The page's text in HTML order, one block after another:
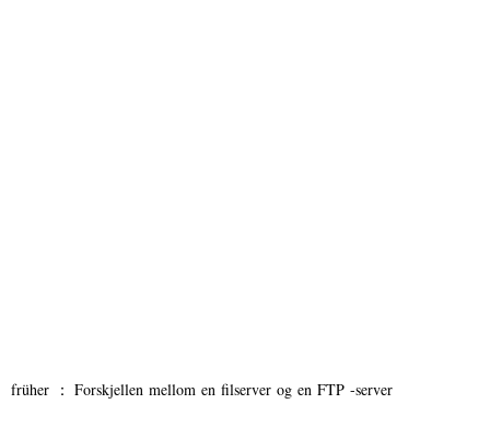
früher ： Forskjellen mellom en filserver og en FTP -server